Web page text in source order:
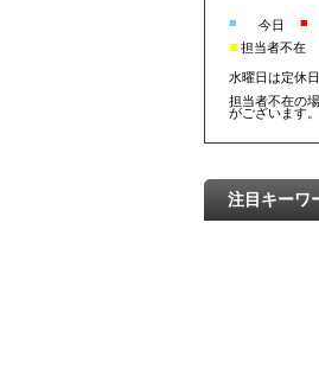
■ 今日 ■
■ 担当者不在
水曜日は定休日
担当者不在の
がございます。
注目キーワ